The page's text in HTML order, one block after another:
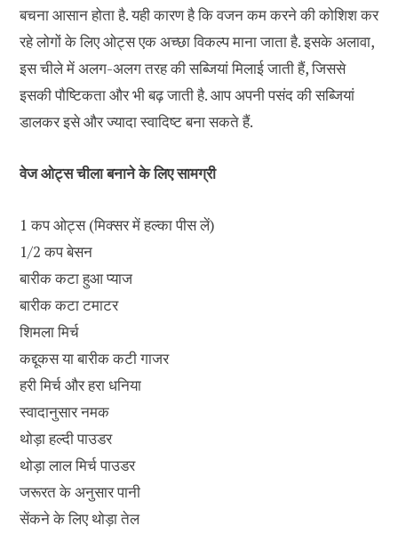
बचना आसान होता है. यही कारण है कि वजन कम करने की कोशिश कर
रहे लोगों के लिए ओट्स एक अच्छा विकल्प माना जाता है. इसके अलावा,
इस चीले में अलग-अलग तरह की सब्जियां मिलाई जाती हैं, जिससे
इसकी पौष्टिकता और भी बढ़ जाती है. आप अपनी पसंद की सब्जियां
डालकर इसे और ज्यादा स्वादिष्ट बना सकते हैं.
वेज ओट्स चीला बनाने के लिए सामग्री
1 कप ओट्स (मिक्सर में हल्का पीस लें)
1/2 कप बेसन
बारीक कटा हुआ प्याज
बारीक कटा टमाटर
शिमला मिर्च
कद्दूकस या बारीक कटी गाजर
हरी मिर्च और हरा धनिया
स्वादानुसार नमक
थोड़ा हल्दी पाउडर
थोड़ा लाल मिर्च पाउडर
जरूरत के अनुसार पानी
सेंकने के लिए थोड़ा तेल